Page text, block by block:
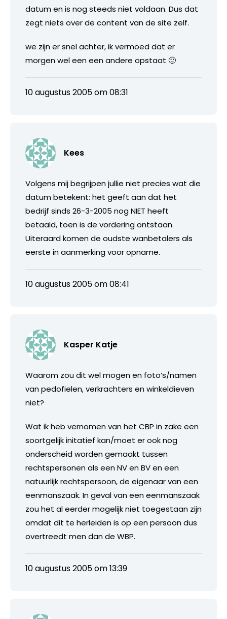
datum en is nog steeds niet voldaan. Dus dat
zegt niets over de content van de site zelf.
we zijn er snel achter, ik vermoed dat er
morgen wel een een andere opstaat 🙂
10 augustus 2005 om 08:31
Kees
Volgens mij begrijpen jullie niet precies wat die
datum betekent: het geeft aan dat het
bedrijf sinds 26-3-2005 nog NIET heeft
betaald, toen is de vordering ontstaan.
Uiteraard komen de oudste wanbetalers als
eerste in aanmerking voor opname.
10 augustus 2005 om 08:41
Kasper Katje
Waarom zou dit wel mogen en foto’s/namen
van pedofielen, verkrachters en winkeldieven
niet?
Wat ik heb vernomen van het CBP in zake een
soortgelijk initatief kan/moet er ook nog
onderscheid worden gemaakt tussen
rechtspersonen als een NV en BV en een
natuurlijk rechtspersoon, de eigenaar van een
eenmanszaak. In geval van een eenmanszaak
zou het al eerder mogelijk niet toegestaan zijn
omdat dit te herleiden is op een persoon dus
overtreedt men dan de WBP.
10 augustus 2005 om 13:39